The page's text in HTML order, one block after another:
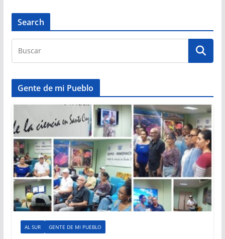
Search
Gente de mi Pueblo
AL SUR GENTE DE MI PUEBLO